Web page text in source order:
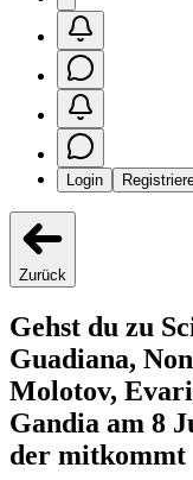
Login
Zurück
Gehst du zu
Guadiana,
Molotov,
Gandia am 8
der mitkommt